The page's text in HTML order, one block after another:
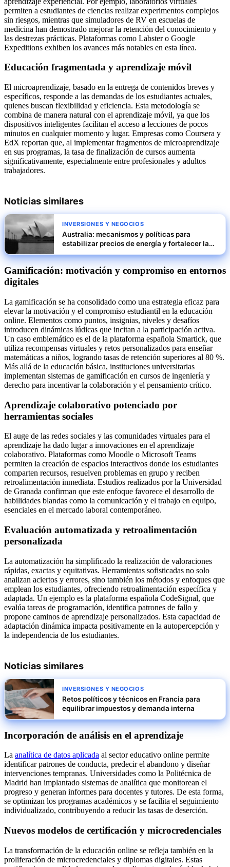
permiten a estudiantes de ciencias realizar experimentos complejos
sin riesgos, mientras que simuladores de RV en escuelas de
medicina han demostrado mejorar la retención del conocimiento y
las destrezas prácticas. Plataformas como Labster o Google
Expeditions exhiben los avances más notables en esta línea.
Educación fragmentada y aprendizaje móvil
El microaprendizaje, basado en la entrega de contenidos breves y
específicos, responde a las demandas de los estudiantes actuales,
quienes buscan flexibilidad y eficiencia. Esta metodología se
combina de manera natural con el aprendizaje móvil, ya que los
dispositivos inteligentes facilitan el acceso a lecciones de pocos
minutos en cualquier momento y lugar. Empresas como Coursera y
EdX reportan que, al implementar fragmentos de microaprendizaje
en sus programas, la tasa de finalización de cursos aumenta
significativamente, especialmente entre profesionales y adultos
trabajadores.
Noticias similares
INVERSIONES Y NEGOCIOS
Australia: mecanismos y políticas para
estabilizar precios de energía y fortalecer la
competitividad industrial
Gamificación: motivación y compromiso en entornos
digitales
La gamificación se ha consolidado como una estrategia eficaz para
elevar la motivación y el compromiso estudiantil en la educación
online. Elementos como puntos, insignias, niveles y desafíos
introducen dinámicas lúdicas que incitan a la participación activa.
Un caso emblemático es el de la plataforma española Smartick, que
utiliza recompensas virtuales y retos personalizados para enseñar
matemáticas a niños, logrando tasas de retención superiores al 80 %.
Más allá de la educación básica, instituciones universitarias
implementan sistemas de gamificación en cursos de ingeniería y
derecho para incentivar la colaboración y el pensamiento crítico.
Aprendizaje colaborativo potenciado por
herramientas sociales
El auge de las redes sociales y las comunidades virtuales para el
aprendizaje ha dado lugar a innovaciones en el aprendizaje
colaborativo. Plataformas como Moodle o Microsoft Teams
permiten la creación de espacios interactivos donde los estudiantes
comparten recursos, resuelven problemas en grupo y reciben
retroalimentación inmediata. Estudios realizados por la Universidad
de Granada confirman que este enfoque favorece el desarrollo de
habilidades blandas como la comunicación y el trabajo en equipo,
esenciales en el mercado laboral contemporáneo.
Evaluación automatizada y retroalimentación
personalizada
La automatización ha simplificado la realización de valoraciones
rápidas, exactas y equitativas. Herramientas sofisticadas no solo
analizan aciertos y errores, sino también los métodos y enfoques que
emplean los estudiantes, ofreciendo retroalimentación específica y
adaptada. Un ejemplo es la plataforma española CodeSignal, que
evalúa tareas de programación, identifica patrones de fallo y
propone caminos de aprendizaje personalizados. Esta capacidad de
adaptación dinámica impacta positivamente en la autopercepción y
la independencia de los estudiantes.
Noticias similares
INVERSIONES Y NEGOCIOS
Retos políticos y técnicos en Francia para
equilibrar impuestos y demanda interna
Incorporación de análisis en el aprendizaje
La analítica de datos aplicada al sector educativo online permite
identificar patrones de conducta, predecir el abandono y diseñar
intervenciones tempranas. Universidades como la Politécnica de
Madrid han implantado sistemas de analítica que monitorean el
progreso y generan informes para docentes y tutores. De esta forma,
se optimizan los programas académicos y se facilita el seguimiento
individualizado, contribuyendo a reducir las tasas de deserción.
Nuevos modelos de certificación y microcredenciales
La transformación de la educación online se refleja también en la
proliferación de microcredenciales y diplomas digitales. Estas